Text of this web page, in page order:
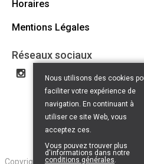
Horaires
Bike4All Arlon
Bike4All Tintigny
Mentions Légales
Politique de confidentalité
Conditions générales
Privacy policy
Disclaimer
Réseaux sociaux
Copyright © 2026 2BeCom. All
Nous utilisons des cookies
faciliter votre expérience de
navigation. En continuant à
utiliser ce site Web, vous
acceptez ces.
Vous pouvez trouver plus
d'informations dans notre
conditions générales.